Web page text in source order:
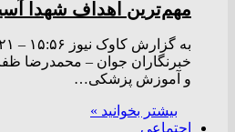
مهم‌ترین اهداف شهدا
خبرنگاران جوان – محمدرضا
و آموزش پزشکی…
بیشتر بخوانید »
اجتماعی